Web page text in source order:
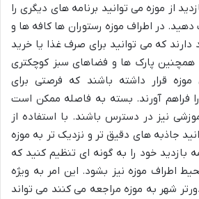
از موزه می توانید برنامه های دیگری را
دهید. در اطراف موزه رستوران ها کافه ها و
دارند که می توانید برای صرف غذا یا خرید
همچنین پارک ها و فضاهای سبز کوچکتری
قرار داشته باشند که فرصتی برای
فراهم آورند. بسته به فاصله ممکن است
نیز در دسترس باشند. با استفاده از
جاذبه های دقیق تر و نزدیک تر به موزه
بازدید خود را به گونه ای تنظیم کنید که
اطراف موزه نیز بشود. این امر به ویژه
شهر به موزه مراجعه می کنند می تواند